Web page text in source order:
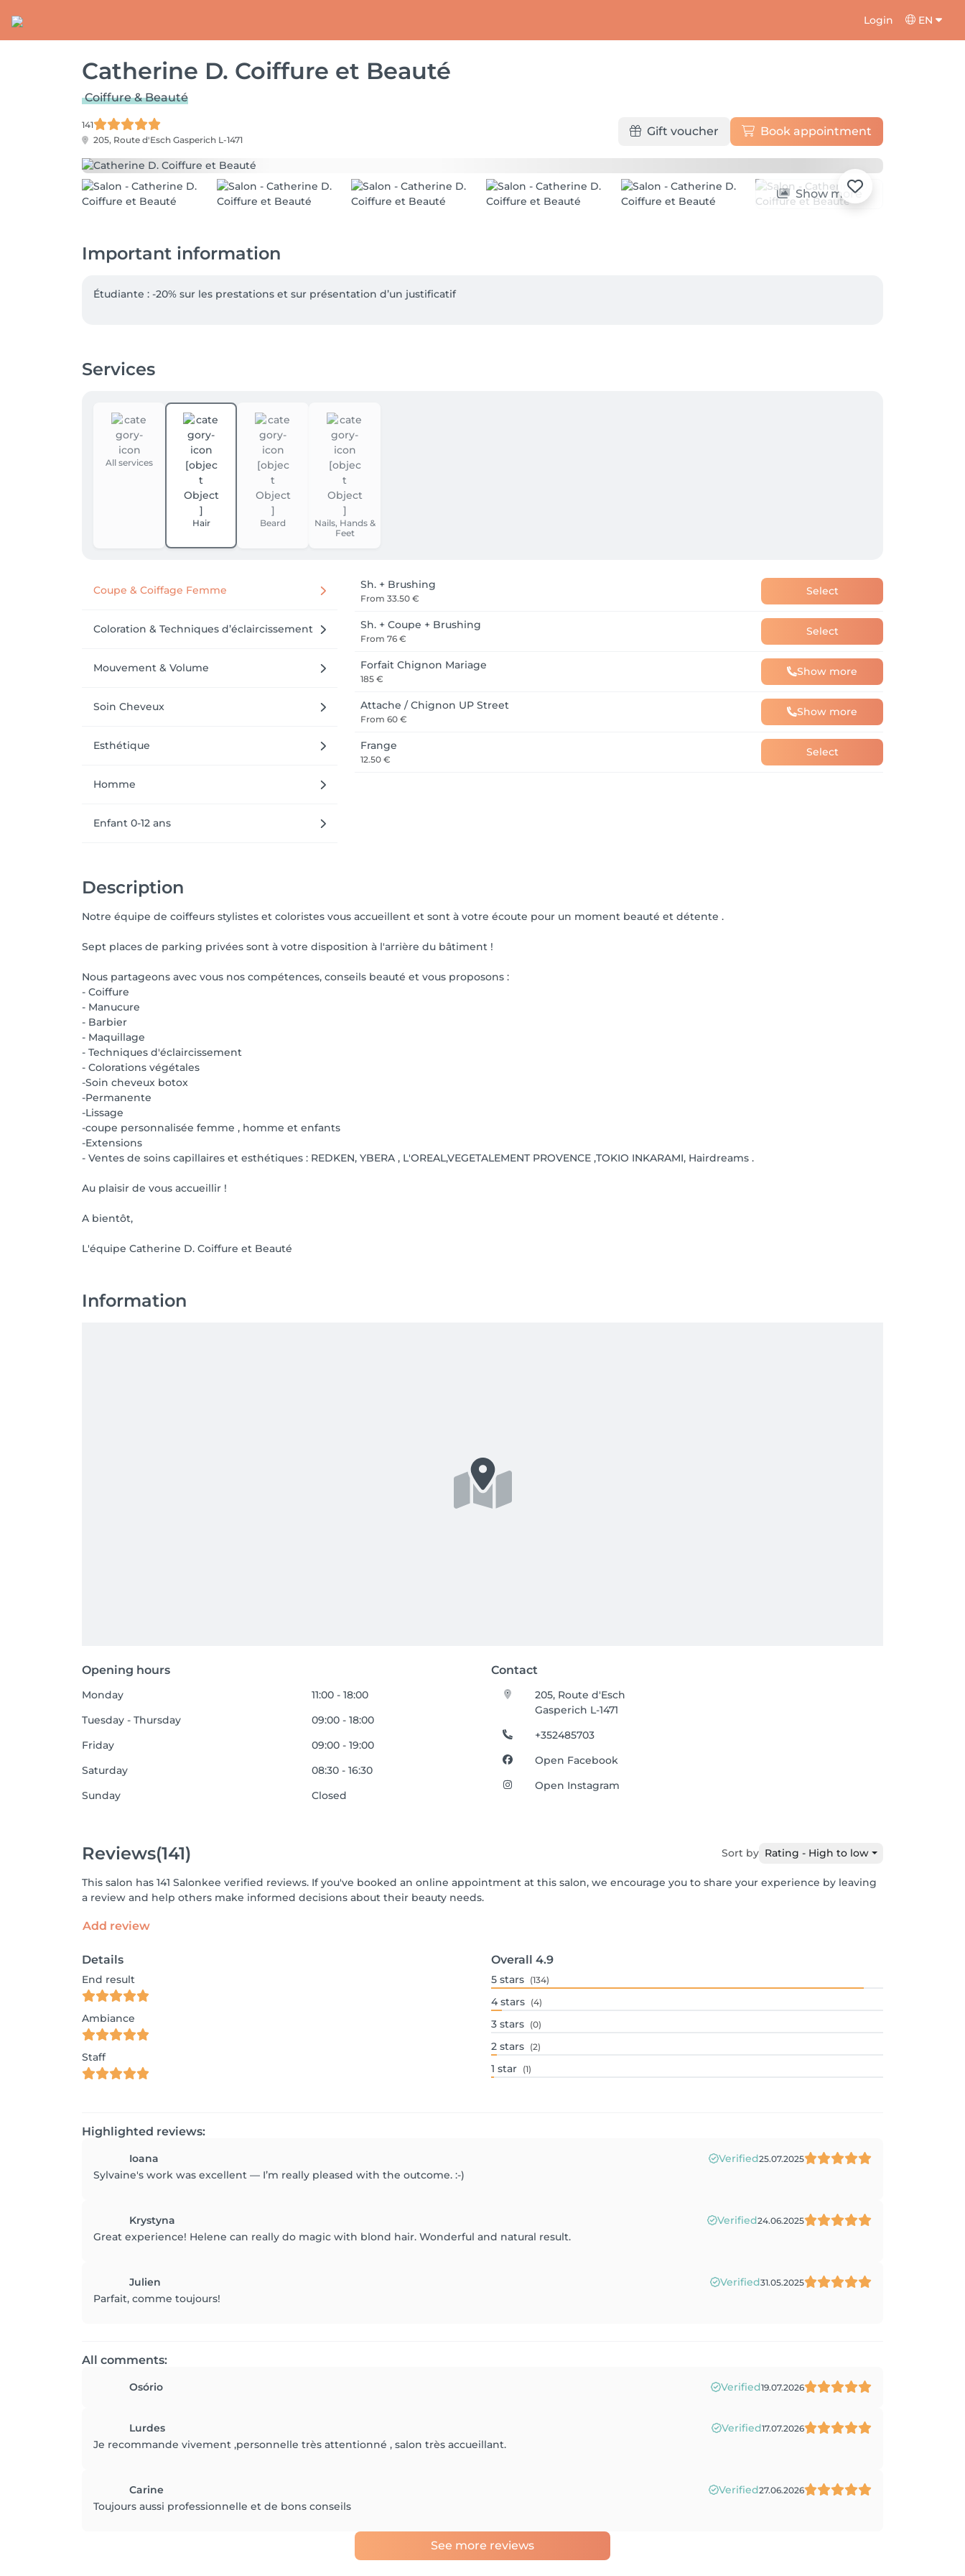
Login EN
Catherine D. Coiffure et Beauté
Coiffure & Beauté
141
205, Route d'Esch Gasperich L-1471
Gift voucher Book appointment
Show more
Important information
Étudiante : -20% sur les prestations et sur présentation d’un justificatif
Services
All services
Hair Beard
Nails, Hands &
Feet
Coupe & Coiffage Femme
Coloration & Techniques d’éclaircissement
Mouvement & Volume
Soin Cheveux
Esthétique
Homme
Enfant 0-12 ans
Sh. + Brushing
From 33.50 €
Select
Sh. + Coupe + Brushing
From 76 €
Select
Forfait Chignon Mariage
185 €
Show more
Attache / Chignon UP Street
From 60 €
Show more
Frange
12.50 €
Select
Description
Notre équipe de coiffeurs stylistes et coloristes vous accueillent et sont à votre écoute pour un moment beauté et détente .
Sept places de parking privées sont à votre disposition à l'arrière du bâtiment !
Nous partageons avec vous nos compétences, conseils beauté et vous proposons :
- Coiffure
- Manucure
- Barbier
- Maquillage
- Techniques d'éclaircissement
- Colorations végétales
-Soin cheveux botox
-Permanente
-Lissage
-coupe personnalisée femme , homme et enfants
-Extensions
- Ventes de soins capillaires et esthétiques : REDKEN, YBERA , L'OREAL,VEGETALEMENT PROVENCE ,TOKIO INKARAMI, Hairdreams .
Au plaisir de vous accueillir !
A bientôt,
L'équipe Catherine D. Coiffure et Beauté
Information
Opening hours Contact
Monday
11:00 - 18:00
Tuesday - Thursday
09:00 - 18:00
Friday
09:00 - 19:00
Saturday
08:30 - 16:30
Sunday
Closed
205, Route d'Esch
Gasperich L-1471
+352485703
Open Facebook
Open Instagram
Reviews(141) Sort by Rating - High to low
This salon has 141 Salonkee verified reviews. If you've booked an online appointment at this salon, we encourage you to share your experience by leaving
a review and help others make informed decisions about their beauty needs.
Add review
Details
End result
Ambiance
Staff
Overall 4.9
5 stars (134)
4 stars (4)
3 stars (0)
2 stars (2)
1 star (1)
Highlighted reviews:
Ioana Verified25.07.2025
Sylvaine's work was excellent — I’m really pleased with the outcome. :-)
Krystyna Verified24.06.2025
Great experience! Helene can really do magic with blond hair. Wonderful and natural result.
Julien Verified31.05.2025
Parfait, comme toujours!
All comments:
Osório Verified19.07.2026
Lurdes Verified17.07.2026
Je recommande vivement ,personnelle très attentionné , salon très accueillant.
Carine Verified27.06.2026
Toujours aussi professionnelle et de bons conseils
See more reviews